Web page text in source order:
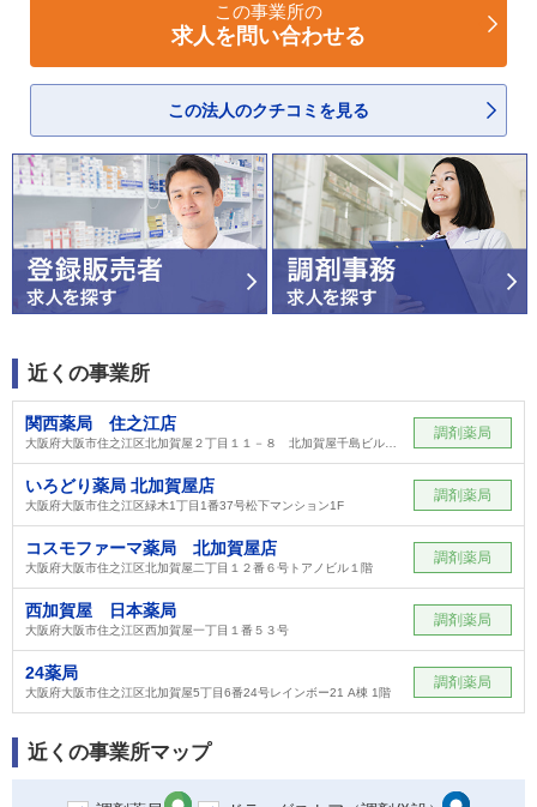
この事業所の
求人を問い合わせる
この法人のクチコミを見る
近くの事業所
関西薬局 住之江店 調剤薬局
いろどり薬局 北加賀屋店
大阪府大阪市住之江区緑木1丁目1番37号松下マンション1F
調剤薬局
コスモファーマ薬局 北加賀屋店
大阪府大阪市住之江区北加賀屋二丁目１２番６号トアノビル１階
調剤薬局
西加賀屋 日本薬局
大阪府大阪市住之江区西加賀屋一丁目１番５３号
調剤薬局
24薬局
大阪府大阪市住之江区北加賀屋5丁目6番24号レインボー21 A棟 1階
調剤薬局
近くの事業所マップ